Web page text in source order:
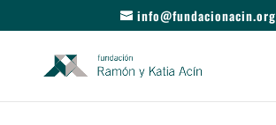
info@fundacionacin.org